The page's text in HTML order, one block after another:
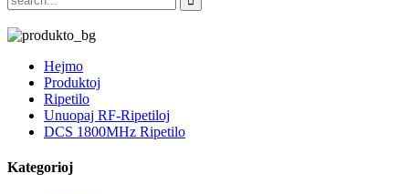
Hejmo
Produktoj
Ripetilo
Unuopaj RF-Ripetiloj
DCS 1800MHz Ripetilo
Kategorioj